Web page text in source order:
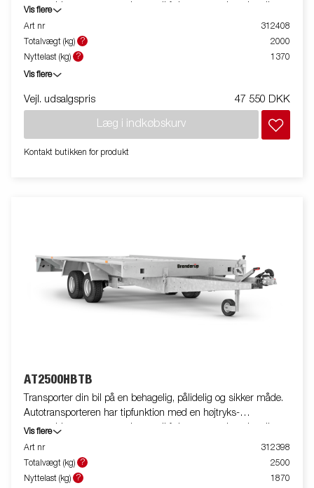
gasstøddæmper og er velegnet til f.eks. autoværksteder eller
bilentusiaster. Kombinationen af tip og rampe (inkluderet som
standard) giver en lav læssevinkel, når du læsser din bil. De
brede ramper på bundpladen og den lave læssevinkel gør det
muligt at læsse både store og små køretøjer. Fleksibelt udvalg
af tilbehør til at udstyre ATHB til at dække dine behov.
Vis flere
Art nr
312408
Totalvægt (kg)
?
2000
Nyttelast (kg)
? 1370
Vis flere
Vejl. udsalgspris 47 550 DKK
Læg i indkøbskurv
Kontakt butikken for produkt
AT2500HBTB
Transporter din bil på en behagelig, pålidelig og sikker måde.
Autotransporteren har tipfunktion med en højtryks-
gasstøddæmper og er velegnet til f.eks. autoværksteder eller
bilentusiaster. Kombinationen af tip og rampe (inkluderet som
standard) giver en lav læssevinkel, når du læsser din bil. De
brede ramper på bundpladen og den lave læssevinkel gør det
Vis flere
Art nr
312398
Totalvægt (kg)
?
2500
Nyttelast (kg)
? 1870